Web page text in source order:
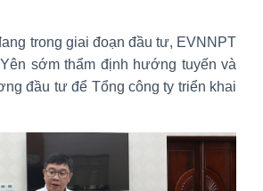
trong giai đoạn đầu tư, EVNNPT
sớm thẩm định hướng tuyến và
đầu tư để Tổng công ty triển khai